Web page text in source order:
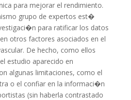
para mejorar el rendimiento.
grupo de expertos est�
para ratificar los datos
otros factores asociados en el
De hecho, como ellos
estudio aparecido en
algunas limitaciones, como el
o el confiar en la informaci�n
(sin haberla contrastado